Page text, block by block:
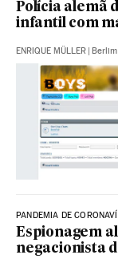
Polícia alemã
infantil com
ENRIQUE MÜLLER Berlim
PANDEMIA DE
Espionagem
negacionista